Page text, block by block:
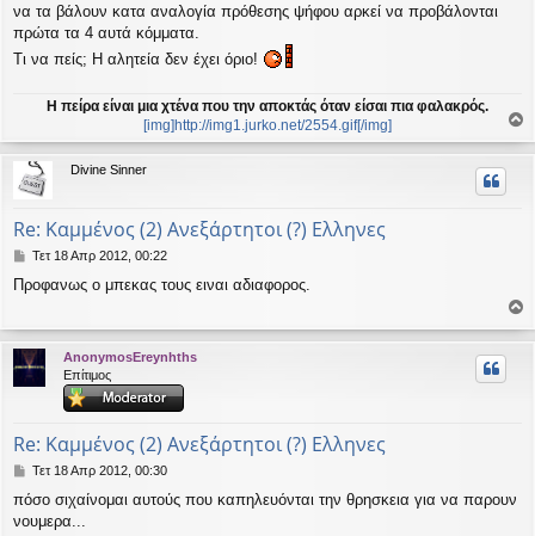
να τα βάλουν κατα αναλογία πρόθεσης ψήφου αρκεί να προβάλονται
πρώτα τα 4 αυτά κόμματα.
Τι να πείς; Η αλητεία δεν έχει όριο!
Η πείρα είναι μια χτένα που την αποκτάς όταν είσαι πια φαλακρός.
[img]http://img1.jurko.net/2554.gif[/img]
ο
ρ
Divine Sinner
Re: Καμμένος (2) Ανεξάρτητοι (?) Ελληνες
Δ
μ
ί
ε
υ
Τετ 18 Απρ 2012, 00:22
Προφανως ο μπεκας τους ειναι αδιαφορος.
ο
ρ
AnonymosEreynhths
Επίτιμος
Re: Καμμένος (2) Ανεξάρτητοι (?) Ελληνες
Δ
μ
ο
Τετ 18 Απρ 2012, 00:30
πόσο σιχαίνομαι αυτούς που καπηλευόνται την θρησκεια για να παρουν
νουμερα...